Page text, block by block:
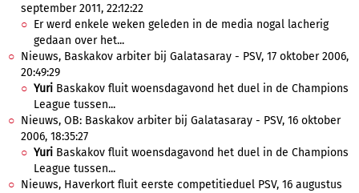
september 2011, 22:12:22
Er werd enkele weken geleden in de media nogal lacherig
gedaan over het...
Nieuws, Baskakov arbiter bij Galatasaray - PSV, 17 oktober 2006,
20:49:29
Yuri Baskakov fluit woensdagavond het duel in de Champions
League tussen...
Nieuws, OB: Baskakov arbiter bij Galatasaray - PSV, 16 oktober
2006, 18:35:27
Yuri Baskakov fluit woensdagavond het duel in de Champions
League tussen...
Nieuws, Haverkort fluit eerste competitieduel PSV, 16 augustus